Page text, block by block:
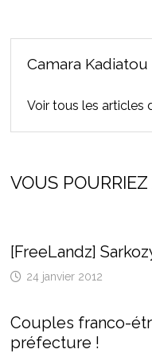
Camara Kadiatou
Voir tous les articles
VOUS
[FreeLandz]
24 janvier 2012
Couples franco-
préfecture !